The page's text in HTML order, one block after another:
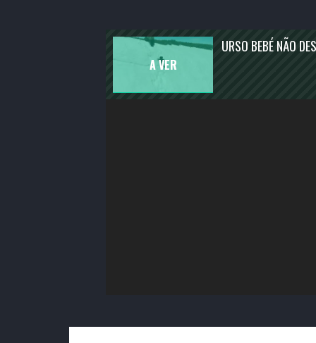
URSO BEBÉ NÃO
ATUALIDADE